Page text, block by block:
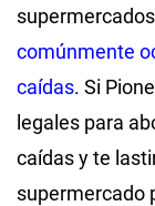
comúnmente
caídas. Si
legales para
caídas y te
supermercado